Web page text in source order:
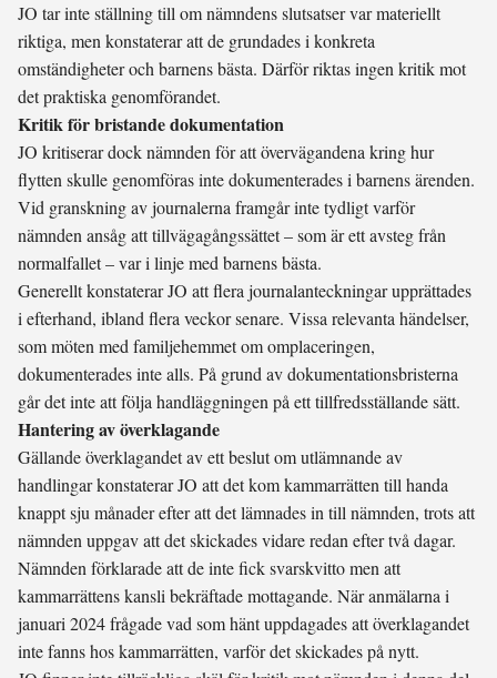
JO tar inte ställning till om nämndens slutsatser var materiellt
riktiga, men konstaterar att de grundades i konkreta
omständigheter och barnens bästa. Därför riktas ingen kritik mot
det praktiska genomförandet.
Kritik för bristande dokumentation
JO kritiserar dock nämnden för att övervägandena kring hur
flytten skulle genomföras inte dokumenterades i barnens ärenden.
Vid granskning av journalerna framgår inte tydligt varför
nämnden ansåg att tillvägagångssättet – som är ett avsteg från
normalfallet – var i linje med barnens bästa.
Generellt konstaterar JO att flera journalanteckningar upprättades
i efterhand, ibland flera veckor senare. Vissa relevanta händelser,
som möten med familjehemmet om omplaceringen,
dokumenterades inte alls. På grund av dokumentationsbristerna
går det inte att följa handläggningen på ett tillfredsställande sätt.
Hantering av överklagande
Gällande överklagandet av ett beslut om utlämnande av
handlingar konstaterar JO att det kom kammarrätten till handa
knappt sju månader efter att det lämnades in till nämnden, trots att
nämnden uppgav att det skickades vidare redan efter två dagar.
Nämnden förklarade att de inte fick svarskvitto men att
kammarrättens kansli bekräftade mottagande. När anmälarna i
januari 2024 frågade vad som hänt uppdagades att överklagandet
inte fanns hos kammarrätten, varför det skickades på nytt.